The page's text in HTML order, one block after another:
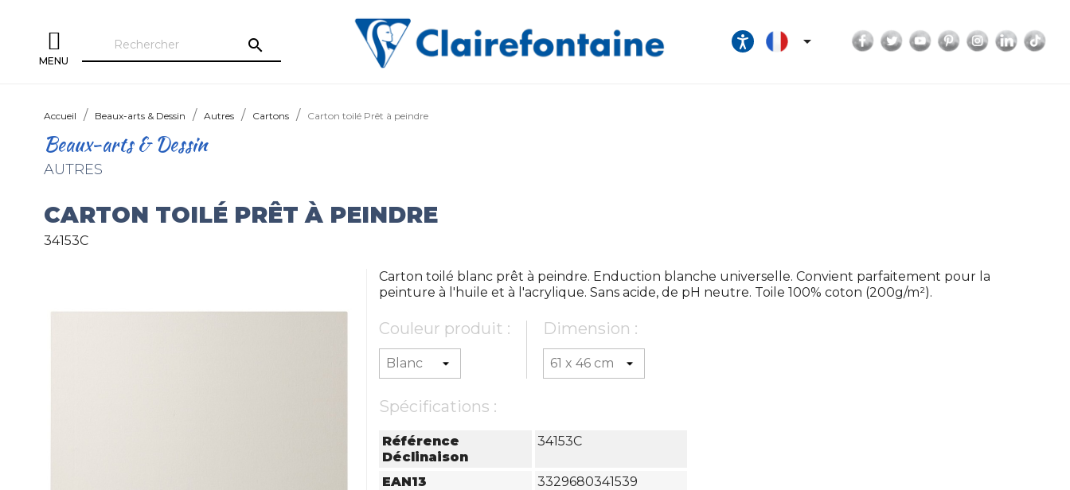
MENU
search  Facebook
TwitterYouTubePinterestInstagram
Accueil Beaux-arts & Dessin Autres Cartons Carton toilé Prêt à peindre
Beaux-arts & Dessin
AUTRES
CARTON TOILÉ PRÊT À PEINDRE
34153C
Carton toilé blanc prêt à peindre. Enduction blanche universelle. Convient parfaitement pour la
peinture à l'huile et à l'acrylique. Sans acide, de pH neutre. Toile 100% coton (200g/m²).
Couleur produit : Dimension :
Spécifications :
Référence
Déclinaison
34153C
EAN13
3329680341539